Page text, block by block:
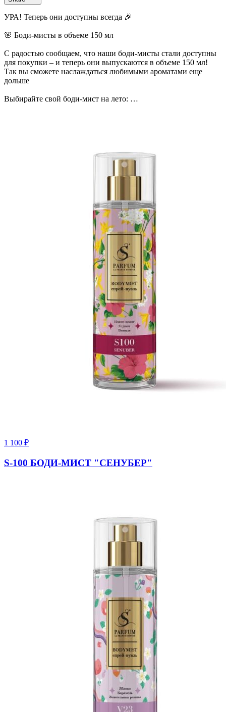
УРА! Теперь они доступны всегда 🎉
🌸 Боди-мисты в объеме 150 мл
С радостью сообщаем, что наши боди-мисты стали доступны
для покупки – и теперь они выпускаются в объеме 150 мл!
Так вы сможете наслаждаться любимыми ароматами еще
дольше
Выбирайте свой боди-мист на лето:
💖Боди-мист «Ailes D’ange» (K2 u), по мотивам Angel's Share
💖Боди-мист «Rhapsody» (S75 u), авторский аромат S Parfum
💖Боди-мист «Senuber» (S100 w), авторский аромат S Parfum
💖Боди-мист «Golden Wings» с шиммером (V20 w), по
мотивам Victoria’s Secret Angel Gold
💖Боди-мист «Candy Bloom» (V23 w), по мотивам Tease Sugar
1 100 ₽
S-100 БОДИ-МИСТ "СЕНУБЕР"